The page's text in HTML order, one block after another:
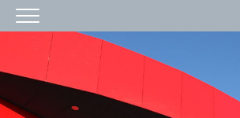
HOMEPAGE
IL CENTRO
ORARI